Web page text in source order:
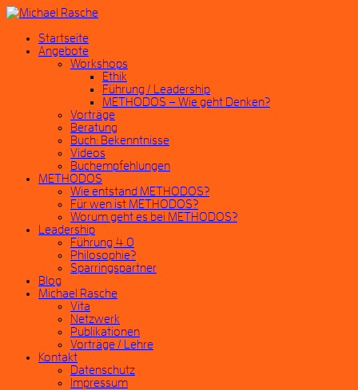
Startseite
Angebote
Workshops
Ethik
Führung / Leadership
METHODOS – Wie geht Denken?
Vorträge
Beratung
Buch: Bekenntnisse
Videos
Buchempfehlungen
METHODOS
Wie entstand METHODOS?
Für wen ist METHODOS?
Worum geht es bei METHODOS?
Leadership
Führung 4.0
Philosophie?
Sparringspartner
Blog
Michael Rasche
Vita
Netzwerk
Publikationen
Vorträge / Lehre
Kontakt
Datenschutz
Impressum